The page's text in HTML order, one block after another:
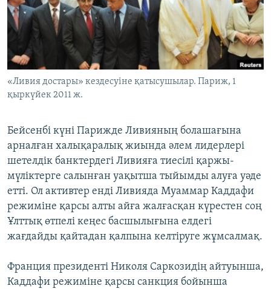
Русский
ЖАЗЫЛЫҢЫЗ
Басқа тілдерде
«Ливия достары» кездесуіне қатысушылар. Париж, 1
қыркүйек 2011 ж.
Бейсенбі күні Парижде Ливияның болашағына
арналған халықаралық жиында әлем лидерлері
шетелдік банктердегі Ливияға тиесілі қаржы-
мүліктерге салынған уақытша тыйымды алуға уәде
етті. Ол активтер енді Ливияда Муаммар Каддафи
режиміне қарсы алты айға жалғасқан күрестен соң
Ұлттық өтпелі кеңес басшылығына елдегі
жағдайды қайтадан қалпына келтіруге жұмсалмақ.
Франция президенті Николя Саркозидің айтуынша,
Каддафи режиміне қарсы санкция бойынша